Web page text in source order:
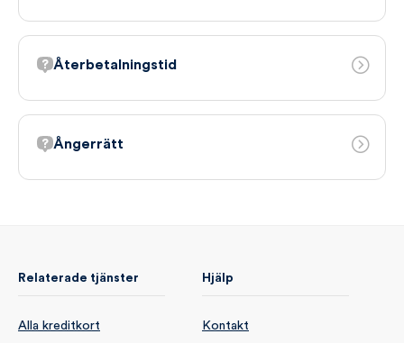
Återbetalningstid
Ångerrätt
Relaterade tjänster
Alla kreditkort
Hjälp
Kontakt